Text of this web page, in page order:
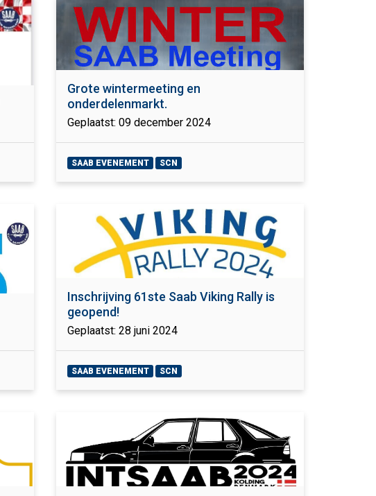
Grote wintermeeting en
onderdelenmarkt.
Geplaatst: 09 december 2024
SAAB EVENEMENT SCN
Inschrijving 61ste Saab Viking Rally is
geopend!
Geplaatst: 28 juni 2024
SAAB EVENEMENT SCN